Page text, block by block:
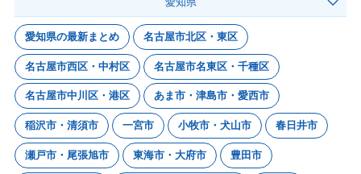
愛知県の最新まとめ 名古屋市北区・東区
名古屋市西区・中村区 名古屋市名東区・千種区
名古屋市中川区・港区 あま市・津島市・愛西市
稲沢市・清須市 一宮市 小牧市・犬山市 春日井市
瀬戸市・尾張旭市 東海市・大府市 豊田市